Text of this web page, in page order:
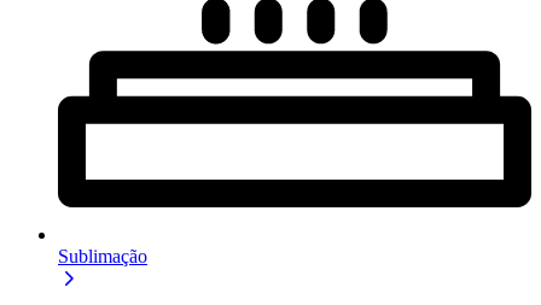
Sublimação